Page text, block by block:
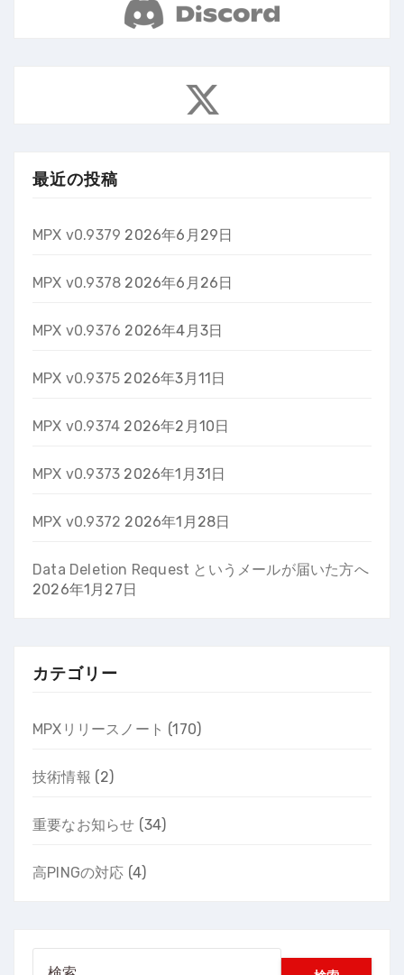
最近の投稿
MPX v0.9379 2026年6月29日
MPX v0.9378 2026年6月26日
MPX v0.9376 2026年4月3日
MPX v0.9375 2026年3月11日
MPX v0.9374 2026年2月10日
MPX v0.9373 2026年1月31日
MPX v0.9372 2026年1月28日
Data Deletion Request というメールが届いた方へ
2026年1月27日
カテゴリー
MPXリリースノート (170)
技術情報 (2)
重要なお知らせ (34)
高PINGの対応 (4)